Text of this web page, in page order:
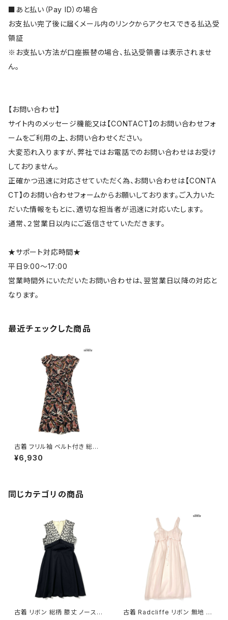
■あと払い（Pay ID）の場合
お支払い完了後に届くメール内のリンクからアクセスできる払込受
領証
※お支払い方法が口座振替の場合、払込受領書は表示されませ
ん。
【お問い合わせ】
サイト内のメッセージ機能又は【CONTACT】のお問い合わせフォ
ームをご利用の上、お問い合わせください。
大変恐れ入りますが、弊社ではお電話でのお問い合わせはお受け
しておりません。
正確かつ迅速に対応させていただく為、お問い合わせは【CONTA
CT】のお問い合わせフォームからお願いしております。ご入力いた
だいた情報をもとに、適切な担当者が迅速に対応いたします。
通常、２営業日以内にご返信させていただきます。
★サポート対応時間★
平日9:00～17:00
営業時間外にいただいたお問い合わせは、翌営業日以降の対応と
なります。
最近チェックした商品
古着 フリル袖 ベルト付き 総柄
リネン ロング丈 ノースリーブ ワ
ンピース 黒 ボルドー (otu240
¥6,930
同じカテゴリの商品
古着 リボン 総柄 膝丈 ノースリ
古着 Radcliffe リボン 無地 シ